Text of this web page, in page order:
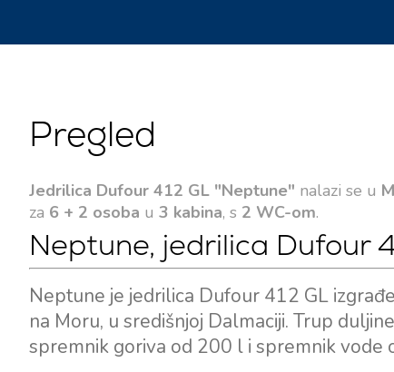
Pregled
Jedrilica Dufour 412 GL "Neptune" nalazi se u
za 6 + 2 osoba u 3 kabina, s 2 WC-om.
Neptune, jedrilica Dufour
Neptune je jedrilica Dufour 412 GL
na Moru, u središnjoj Dalmaciji. Trup
spremnik goriva od 200 l i spremnik